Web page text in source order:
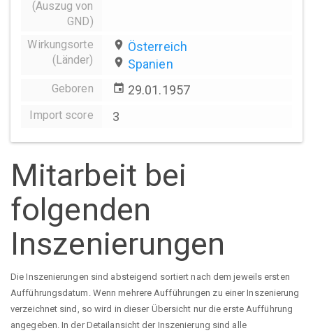
(Auszug von
GND)
Wirkungsorte
(Länder)
place Österreich
place Spanien
Geboren event 29.01.1957
Import score 3
Mitarbeit bei
folgenden
Inszenierungen
Die Inszenierungen sind absteigend sortiert nach dem jeweils ersten
Aufführungsdatum. Wenn mehrere Aufführungen zu einer Inszenierung
verzeichnet sind, so wird in dieser Übersicht nur die erste Aufführung
angegeben. In der Detailansicht der Inszenierung sind alle